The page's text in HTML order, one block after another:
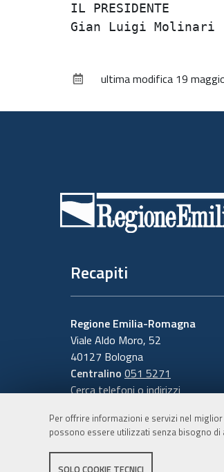
Per offrire informazioni e servizi nel
possono essere utilizzati senza bisogno
SOLO COOKIE TECNICI
IL PRESIDENTE
ultima modifica 19
Recapiti
Regione Emilia-Romagna
Viale Aldo Moro, 52
40127 Bologna
Centralino 051 5271
Cerca telefoni o indirizzi